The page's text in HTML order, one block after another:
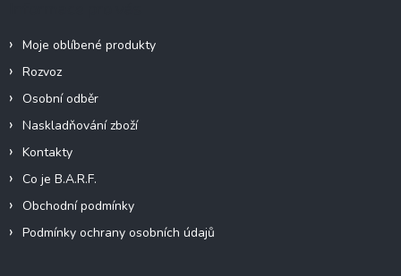
Moje oblíbené produkty
Rozvoz
Osobní odběr
Naskladňování zboží
Kontakty
Co je B.A.R.F.
Obchodní podmínky
Podmínky ochrany osobních údajů